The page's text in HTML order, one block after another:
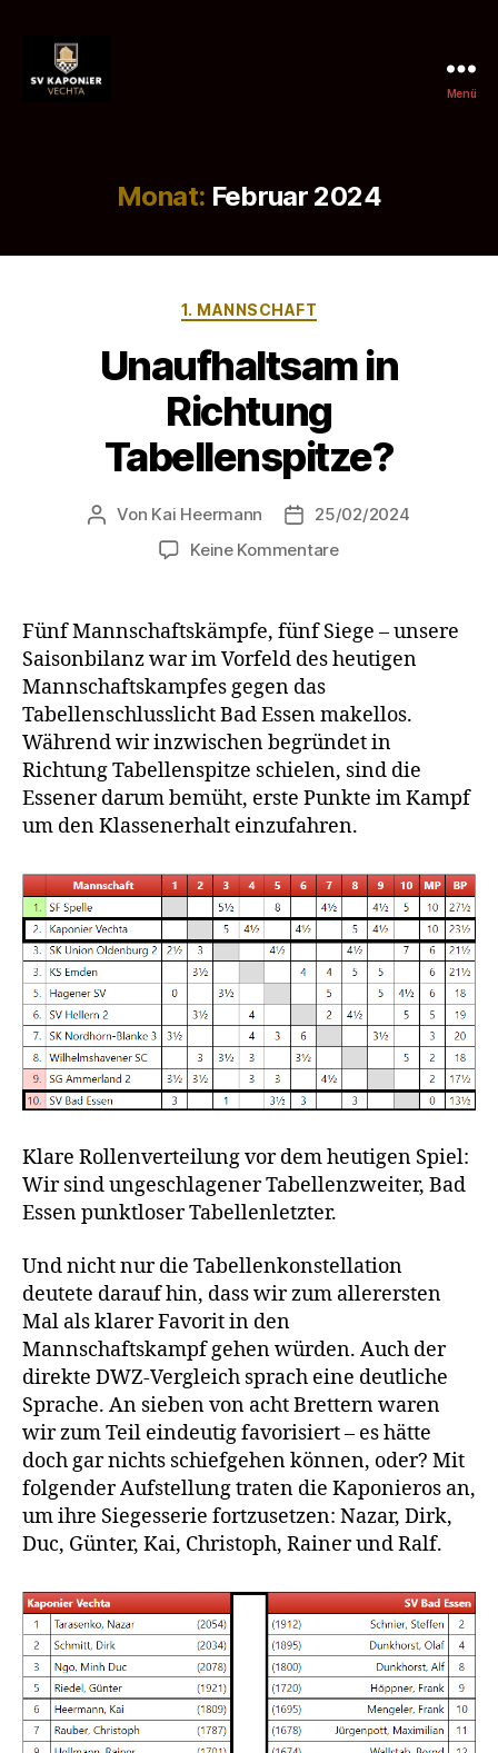
Menü
Monat: Februar 2024
Kategorien
1. MANNSCHAFT
Unaufhaltsam in
Richtung
Tabellenspitze?
Beitragsautor
Von Kai Heermann Beitragsdatum
25/02/2024
Keine Kommentarezu
Richtung
Tabellenspitze?
Fünf Mannschaftskämpfe, fünf Siege – unsere
Saisonbilanz war im Vorfeld des heutigen
Mannschaftskampfes gegen das
Tabellenschlusslicht Bad Essen makellos.
Während wir inzwischen begründet in
Richtung Tabellenspitze schielen, sind die
Essener darum bemüht, erste Punkte im Kampf
um den Klassenerhalt einzufahren.
Klare Rollenverteilung vor dem heutigen Spiel:
Wir sind ungeschlagener Tabellenzweiter, Bad
Essen punktloser Tabellenletzter.
Und nicht nur die Tabellenkonstellation
deutete darauf hin, dass wir zum allerersten
Mal als klarer Favorit in den
Mannschaftskampf gehen würden. Auch der
direkte DWZ-Vergleich sprach eine deutliche
Sprache. An sieben von acht Brettern waren
wir zum Teil eindeutig favorisiert – es hätte
doch gar nichts schiefgehen können, oder? Mit
folgender Aufstellung traten die Kaponieros an,
um ihre Siegesserie fortzusetzen: Nazar, Dirk,
Duc, Günter, Kai, Christoph, Rainer und Ralf.